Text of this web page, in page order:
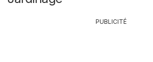
PUBLICITÉ